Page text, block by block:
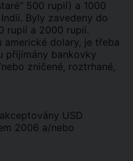
500 rupií) a 1000
Byly zavedeny do
rupií a 2000 rupií.
americké dolary, je třeba
přijímány bankovky
zničené, roztrhané,
USD
2006 a/nebo